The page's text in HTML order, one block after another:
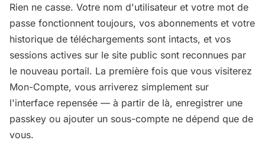
Rien ne casse. Votre nom d'utilisateur et votre mot de
passe fonctionnent toujours, vos abonnements et votre
historique de téléchargements sont intacts, et vos
sessions actives sur le site public sont reconnues par
le nouveau portail. La première fois que vous visiterez
Mon-Compte, vous arriverez simplement sur
l'interface repensée — à partir de là, enregistrer une
passkey ou ajouter un sous-compte ne dépend que de
vous.